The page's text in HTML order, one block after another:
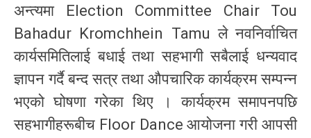
अन्त्यमा Election Committee Chair Tou
Bahadur Kromchhein Tamu ले नवनिर्वाचित
कार्यसमितिलाई बधाई तथा सहभागी सबैलाई धन्यवाद
ज्ञापन गर्दै बन्द सत्र तथा औपचारिक कार्यक्रम सम्पन्न
भएको घोषणा गरेका थिए । कार्यक्रम समापनपछि
सहभागीहरूबीच Floor Dance आयोजना गरी आपसी